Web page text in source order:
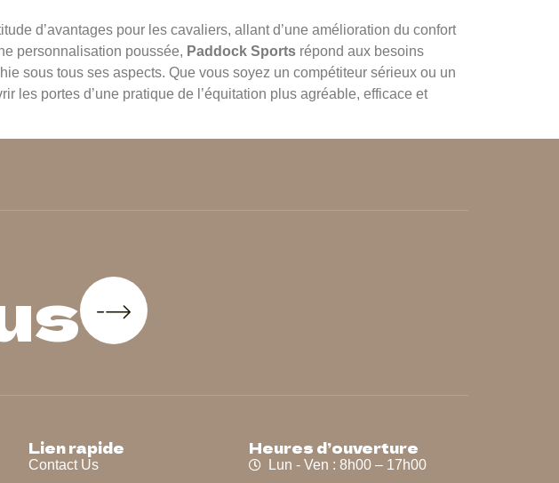
d’avantages pour les cavaliers, allant d’une amélioration du confort
personnalisation poussée, Paddock Sports répond aux besoins
sous tous ses aspects. Que vous soyez un compétiteur sérieux ou un
les portes d’une pratique de l’équitation plus agréable, efficace et
Lien rapide
Contact Us
Heures d’ouverture
Lun - Ven : 8h00 – 17h00